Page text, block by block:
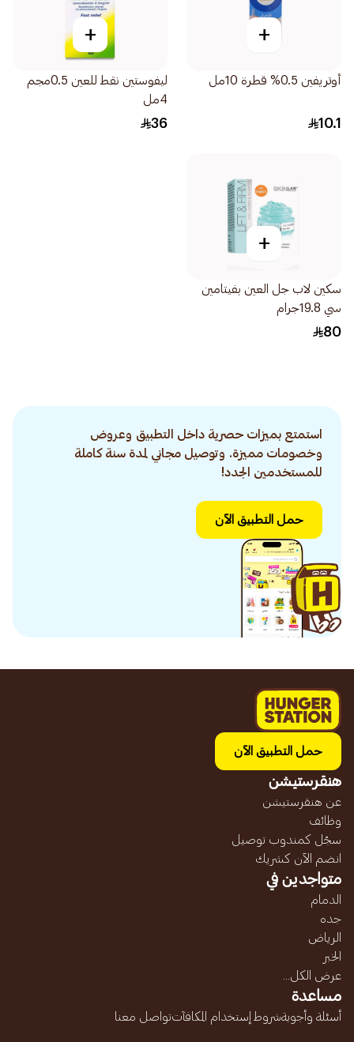
+
أوتريفين 0.5% قطرة 10مل
10.1
+
ليفوستين نقط للعين 0.5مجم
4مل
36
+
سكين لاب جل العين بفيتامين
سي 19.8جرام
80
استمتع بميزات حصرية داخل التطبيق وعروض
وخصومات مميزة. وتوصيل مجاني لمدة سنة كاملة
للمستخدمين الجدد!
حمل التطبيق الآن
حمل التطبيق الآن
هنقرستيشن
عن هنقرستيشن
وظائف
سجّل كمندوب توصيل
انضم الآن كشريك
متواجدين في
الدمام
جده
الرياض
الخبر
عرض الكل...
مساعدة
أسئلة وأجوبةشروط إستخدام المكافآتتواصل معنا